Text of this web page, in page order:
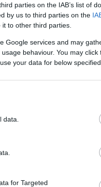
parties on the IAB’s list of
by us to third parties on the
to other third parties.
Google services and may
behaviour. You may click
your data for below
for Targeted